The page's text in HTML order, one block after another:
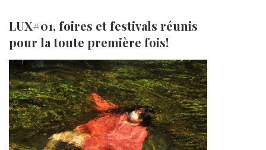
LUX#01, foires et festivals réunis
pour la toute première fois!